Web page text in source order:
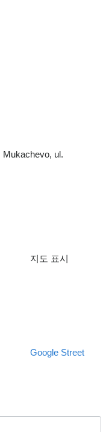
Mukachevo, ul.
지도 표시
Google Street